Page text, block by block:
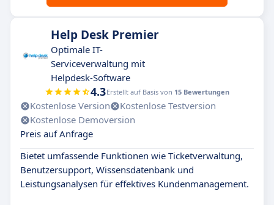
Help Desk Premier
Optimale IT-
Serviceverwaltung mit
Helpdesk-Software
4.3Erstellt auf Basis von 15 Bewertungen
Kostenlose Version
Kostenlose Testversion
Kostenlose Demoversion
Preis auf Anfrage
Bietet umfassende Funktionen wie Ticketverwaltung,
Benutzersupport, Wissensdatenbank und
Leistungsanalysen für effektives Kundenmanagement.